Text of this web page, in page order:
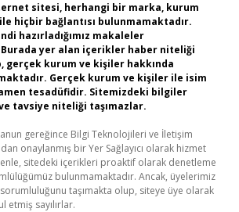
sitesi, herhangi bir marka, kurum
hiçbir bağlantısı bulunmamaktadır.
hazırladığımız makaleler
Burada yer alan içerikler haber niteliği
gerçek kurum ve kişiler hakkında
Gerçek kurum ve kişiler ile isim
tesadüfidir. Sitemizdeki bilgiler
tavsiye niteliği taşımazlar.
gereğince Bilgi Teknolojileri ve İletişim
onaylanmış bir Yer Sağlayıcı olarak hizmet
sitedeki içerikleri proaktif olarak denetleme
bulunmamaktadır. Ancak, üyelerimiz
taşımakta olup, siteye üye olarak
etmiş sayılırlar.